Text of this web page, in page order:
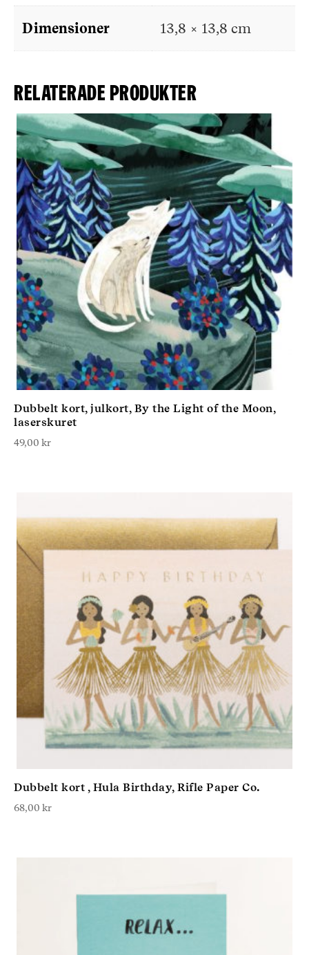
Dimensioner 13,8 × 13,8 cm
Relaterade produkter
Dubbelt kort, julkort, By the Light of the Moon,
laserskuret
49,00 kr
Dubbelt kort , Hula Birthday, Rifle Paper Co.
68,00 kr